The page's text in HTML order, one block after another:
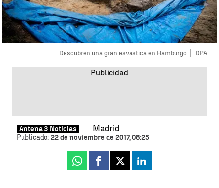
Descubren una gran esvástica en Hamburgo DPA
Antena 3 Noticias Madrid
Publicado: 22 de noviembre de 2017, 08:25
Whatsapp
Facebook
X Linkedin